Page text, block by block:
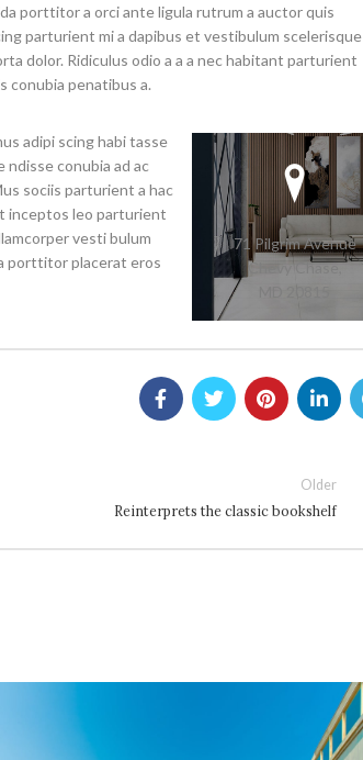
porttitor a orci ante ligula rutrum a auctor quis
parturient mi a dapibus et vestibulum scelerisque
dolor. Ridiculus odio a a a nec habitant parturient
conubia penatibus a.
adipi scing habi tasse
ndisse conubia ad ac
sociis parturient a hac
inceptos leo parturient
vesti bulum
porttitor placerat eros
71 Pilgrim Avenue
Chevy Chase,
Older
Reinterprets the classic bookshelf